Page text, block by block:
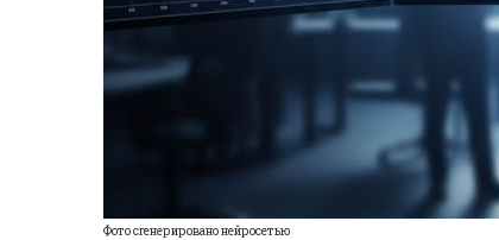
Фото сгенерировано нейросетью